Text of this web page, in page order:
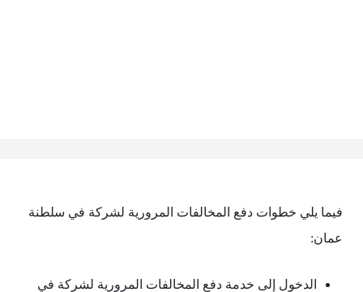
فيما يلي خطوات دفع المخالفات المرورية لشركة في سلطنة
عمان:
الدخول إلى خدمة دفع المخالفات المرورية لشركة في